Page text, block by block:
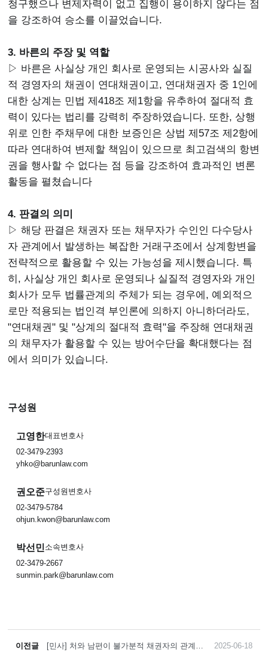
청구했으나 변제자력이 없고 집행이 용이하지 않다는 점
을 강조하여 승소를 이끌었습니다.
3. 바른의 주장 및 역할
▷ 바른은 사실상 개인 회사로 운영되는 시공사와 실질
적 경영자의 채권이 연대채권이고, 연대채권자 중 1인에
대한 상계는 민법 제418조 제1항을 유추하여 절대적 효
력이 있다는 법리를 강력히 주장하였습니다. 또한, 상행
위로 인한 주채무에 대한 보증인은 상법 제57조 제2항에
따라 연대하여 변제할 책임이 있으므로 최고검색의 항변
권을 행사할 수 없다는 점 등을 강조하여 효과적인 변론
활동을 펼쳤습니다
4. 판결의 의미
▷ 해당 판결은 채권자 또는 채무자가 수인인 다수당사
자 관계에서 발생하는 복잡한 거래구조에서 상계항변을
전략적으로 활용할 수 있는 가능성을 제시했습니다. 특
히, 사실상 개인 회사로 운영되나 실질적 경영자와 개인
회사가 모두 법률관계의 주체가 되는 경우에, 예외적으
로만 적용되는 법인격 부인론에 의하지 아니하더라도,
"연대채권" 및 "상계의 절대적 효력"을 주장해 연대채권
의 채무자가 활용할 수 있는 방어수단을 확대했다는 점
에서 의미가 있습니다.
구성원
고영한대표변호사
02-3479-2393
yhko@barunlaw.com
권오준구성원변호사
02-3479-5784
ohjun.kwon@barunlaw.com
박선민 소속변호사
02-3479-2667
sunmin.park@barunlaw.com
이전글
[민사] 처와 남편이 불가분적 채권자의 관계에
2025-06-18